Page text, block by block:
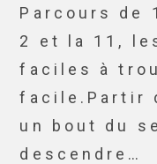
Parcours de
2 et la 11,
faciles à
facile.Partir
un bout du
descendre…